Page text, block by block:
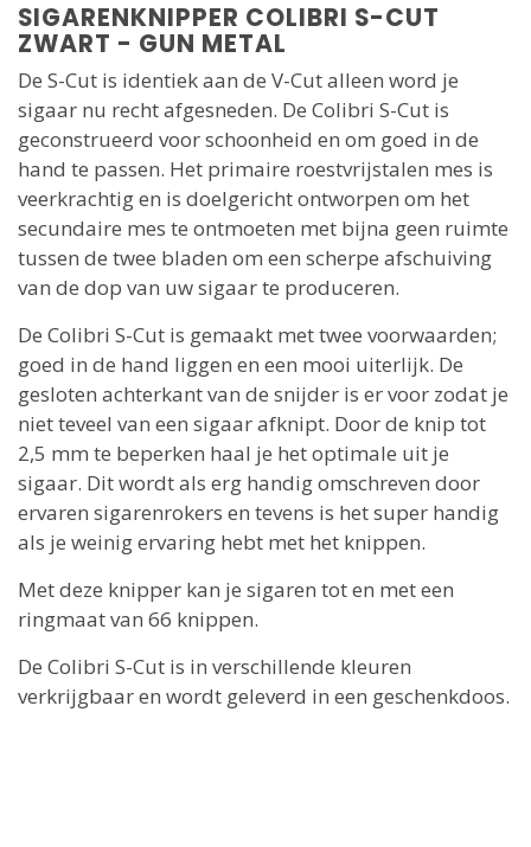
SIGARENKNIPPER COLIBRI S-CUT
ZWART - GUN METAL
De S-Cut is identiek aan de V-Cut alleen word je
sigaar nu recht afgesneden. De Colibri S-Cut is
geconstrueerd voor schoonheid en om goed in de
hand te passen. Het primaire roestvrijstalen mes is
veerkrachtig en is doelgericht ontworpen om het
secundaire mes te ontmoeten met bijna geen ruimte
tussen de twee bladen om een scherpe afschuiving
van de dop van uw sigaar te produceren.
De Colibri S-Cut is gemaakt met twee voorwaarden;
goed in de hand liggen en een mooi uiterlijk. De
gesloten achterkant van de snijder is er voor zodat je
niet teveel van een sigaar afknipt. Door de knip tot
2,5 mm te beperken haal je het optimale uit je
sigaar. Dit wordt als erg handig omschreven door
ervaren sigarenrokers en tevens is het super handig
als je weinig ervaring hebt met het knippen.
Met deze knipper kan je sigaren tot en met een
ringmaat van 66 knippen.
De Colibri S-Cut is in verschillende kleuren
verkrijgbaar en wordt geleverd in een geschenkdoos.